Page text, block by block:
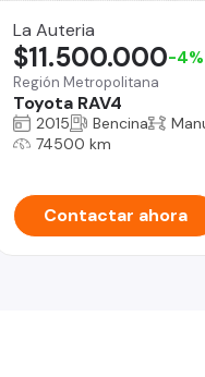
La Auteria
Región Metropolitana
Toyota RAV4
$11.500.000-4%
2015 Bencina
74500 km
Contactar ahora